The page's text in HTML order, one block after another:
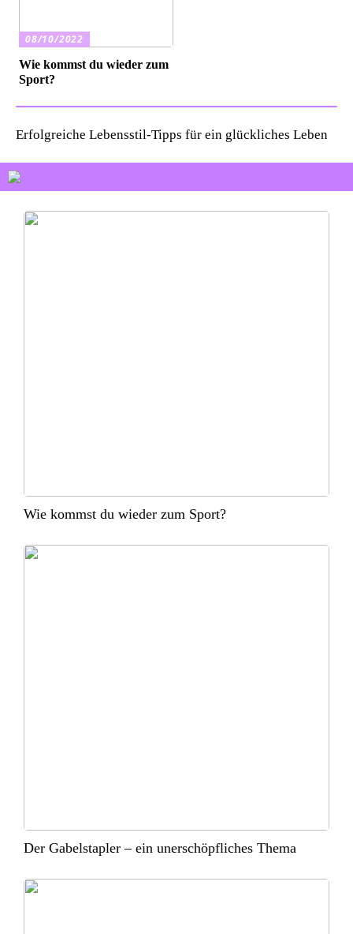
08/10/2022
Wie kommst du wieder zum
Sport?
Erfolgreiche Lebensstil-Tipps für ein glückliches Leben
Wie kommst du wieder zum Sport?
Der Gabelstapler – ein unerschöpfliches Thema